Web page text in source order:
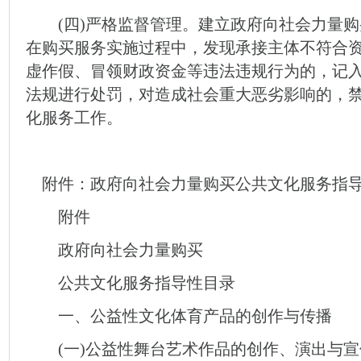
(四)严格监督管理。建立政府向社会力量购
在购买服务实施过程中，发现承接主体不符合
虚作假、冒领财政资金等违法违规行为的，记
法规进行处罚，对造成社会重大恶劣影响的，
化服务工作。
附件：政府向社会力量购买公共文化服务指
附件
政府向社会力量购买
公共文化服务指导性目录
一、公益性文化体育产品的创作与传播
(一)公益性舞台艺术作品的创作、演出与